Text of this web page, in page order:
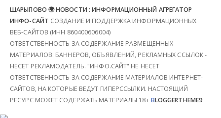
ШАРЫПОВО 🌍 НОВОСТИ : ИНФОРМАЦИОННЫЙ АГРЕГАТОР
ИНФО-САЙТ СОЗДАНИЕ И ПОДДЕРЖКА ИНФОРМАЦИОННЫХ
ВЕБ-САЙТОВ (ИНН 860400606004)
ОТВЕТСТВЕННОСТЬ ЗА СОДЕРЖАНИЕ РАЗМЕЩЕННЫХ
МАТЕРИАЛОВ: БАННЕРОВ, ОБЪЯВЛЕНИЙ, РЕКЛАМНЫХ ССЫЛОК -
НЕСЕТ РЕКЛАМОДАТЕЛЬ. "ИНФО.САЙТ" НЕ НЕСЕТ
ОТВЕТСТВЕННОСТЬ ЗА СОДЕРЖАНИЕ МАТЕРИАЛОВ ИНТЕРНЕТ-
САЙТОВ, НА КОТОРЫЕ ВЕДУТ ГИПЕРССЫЛКИ. НАСТОЯЩИЙ
РЕСУРС МОЖЕТ СОДЕРЖАТЬ МАТЕРИАЛЫ 18+BLOGGERTHEME9